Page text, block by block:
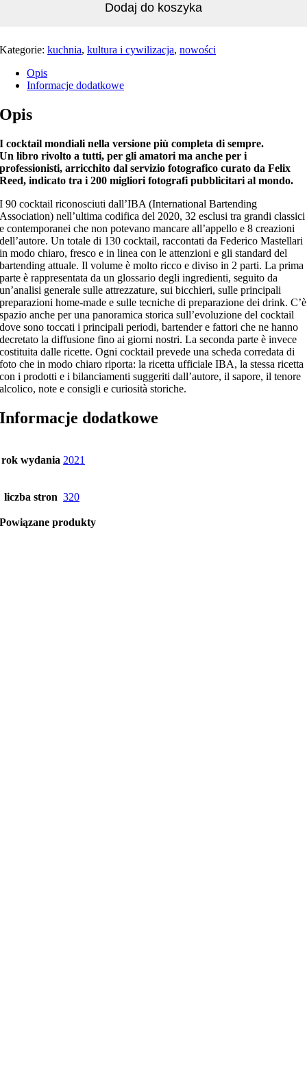
Dodaj do koszyka
Kategorie:kuchnia,kultura i cywilizacja,nowości
Opis
Informacje dodatkowe
Opis
I cocktail mondiali nella versione più completa di sempre.
Un libro rivolto a tutti, per gli amatori ma anche per i
professionisti, arricchito dal servizio fotografico curato da Felix
Reed, indicato tra i 200 migliori fotografi pubblicitari al mondo.
I 90 cocktail riconosciuti dall’IBA (International Bartending
Association) nell’ultima codifica del 2020, 32 esclusi tra grandi classici
e contemporanei che non potevano mancare all’appello e 8 creazioni
dell’autore. Un totale di 130 cocktail, raccontati da Federico Mastellari
in modo chiaro, fresco e in linea con le attenzioni e gli standard del
bartending attuale. Il volume è molto ricco e diviso in 2 parti. La prima
parte è rappresentata da un glossario degli ingredienti, seguito da
un’analisi generale sulle attrezzature, sui bicchieri, sulle principali
preparazioni home-made e sulle tecniche di preparazione dei drink. C’è
spazio anche per una panoramica storica sull’evoluzione del cocktail
dove sono toccati i principali periodi, bartender e fattori che ne hanno
decretato la diffusione fino ai giorni nostri. La seconda parte è invece
costituita dalle ricette. Ogni cocktail prevede una scheda corredata di
foto che in modo chiaro riporta: la ricetta ufficiale IBA, la stessa ricetta
con i prodotti e i bilanciamenti suggeriti dall’autore, il sapore, il tenore
alcolico, note e consigli e curiosità storiche.
Informacje dodatkowe
rok wydania 2021
liczba stron 320
Powiązane produkty